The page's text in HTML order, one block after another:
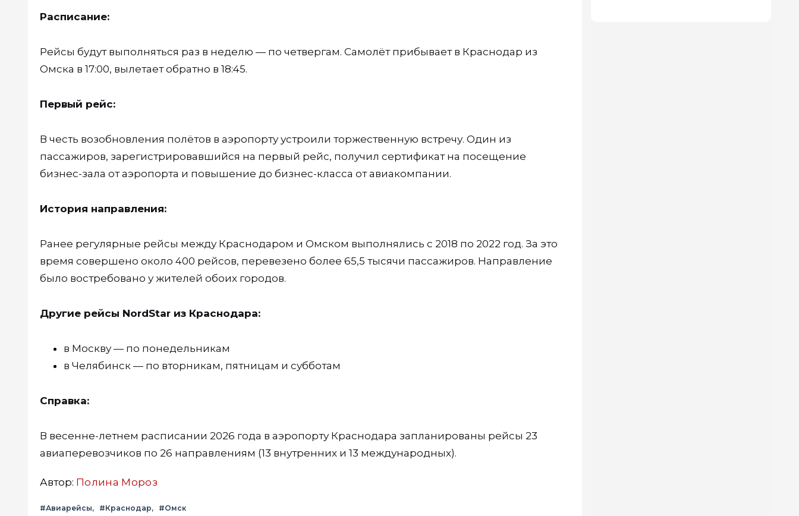
Расписание:
Рейсы будут выполняться раз в неделю — по четвергам. Самолёт прибывает в Краснодар из
Омска в 17:00, вылетает обратно в 18:45.
Первый рейс:
В честь возобновления полётов в аэропорту устроили торжественную встречу. Один из
пассажиров, зарегистрировавшийся на первый рейс, получил сертификат на посещение
бизнес-зала от аэропорта и повышение до бизнес-класса от авиакомпании.
История направления:
Ранее регулярные рейсы между Краснодаром и Омском выполнялись с 2018 по 2022 год. За это
время совершено около 400 рейсов, перевезено более 65,5 тысячи пассажиров. Направление
было востребовано у жителей обоих городов.
Другие рейсы NordStar из Краснодара:
в Москву — по понедельникам
в Челябинск — по вторникам, пятницам и субботам
Справка:
В весенне-летнем расписании 2026 года в аэропорту Краснодара запланированы рейсы 23
авиаперевозчиков по 26 направлениям (13 внутренних и 13 международных).
Автор: Полина Мороз
#Авиарейсы #Краснодар #Омск